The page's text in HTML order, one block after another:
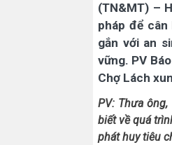
(TN&MT) –
pháp để
gắn với an
vững. PV
Chợ Lách
PV: Thưa ông,
biết về quá
phát huy tiêu